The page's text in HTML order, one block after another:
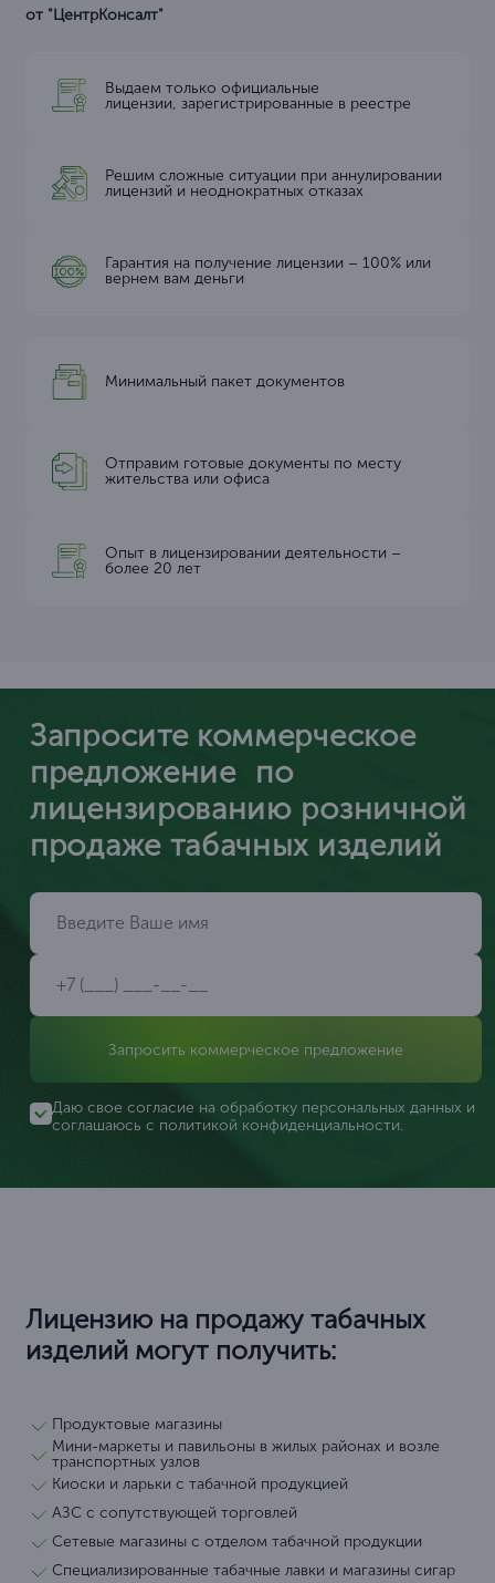
от "ЦентрКонсалт"
Выдаем только официальные
лицензии, зарегистрированные в реестре
Решим сложные ситуации при аннулировании
лицензий и неоднократных отказах
Гарантия на получение лицензии – 100% или
вернем вам деньги
Минимальный пакет документов
Отправим готовые документы по месту
жительства или офиса
Опыт в лицензировании деятельности –
более 20 лет
Запросите коммерческое
предложение по
лицензированию розничной
продаже табачных изделий
Запросить коммерческое предложение
Даю свое согласие на обработку персональных данных и
соглашаюсь с политикой конфиденциальности.
Лицензию на продажу табачных
изделий могут получить:
Продуктовые магазины
Мини-маркеты и павильоны в жилых районах и возле
транспортных узлов
Киоски и ларьки с табачной продукцией
АЗС с сопутствующей торговлей
Сетевые магазины с отделом табачной продукции
Специализированные табачные лавки и магазины сигар